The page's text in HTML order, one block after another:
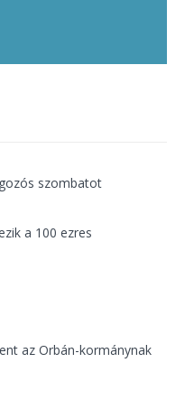
szombatot
a 100 ezres
az Orbán-kormánynak